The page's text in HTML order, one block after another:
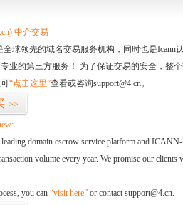
中介交易
全球领先的域名交易服务机构，同时也是
业的第三方服务！ 为了保证交易的安全，整个
“点击这里”查看或咨询support@4.cn。
>>
domain escrow service platform and
volume every year. We promise our clients
you can “visit here” or contact support@4.cn.